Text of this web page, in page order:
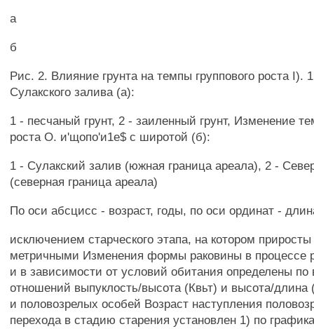
а
б
Рис. 2. Влияние грунта на темпы группового роста I).
Сулакского залива (а):
1 - песчаный грунт, 2 - заиленный грунт, Изменение
роста О. и'щопо'и1е$ с широтой (б):
1 - Сулакский залив (южная граница ареала), 2 -
(северная граница ареала)
По оси абсцисс - возраст, годы, по оси ординат -
исключением старческого этапа, на котором
метричными Изменения формы раковины в процессе
и в зависимости от условий обитания определены по
отношений выпуклость/высота (Квьт) и высота/
и половозрелых особей Возраст наступления
перехода в стадию старения установлен 1) по